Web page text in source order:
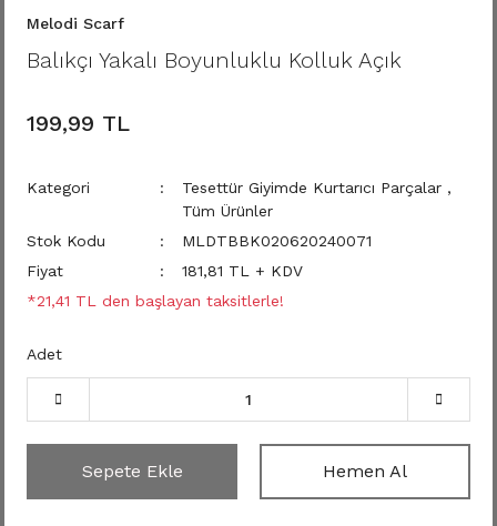
Melodi Scarf
Balıkçı Yakalı Boyunluklu Kolluk Açık
199,99 TL
Kategori Tesettür Giyimde Kurtarıcı Parçalar ,
Tüm Ürünler
Stok Kodu
MLDTBBK020620240071
Fiyat
181,81 TL + KDV
*21,41 TL den başlayan taksitlerle!
Adet
Sepete Ekle Hemen Al